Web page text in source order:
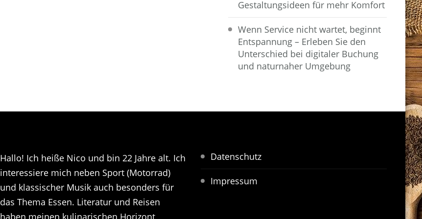
Gestaltungsideen für mehr Komfort
Wenn Service nicht wartet, beginnt
Entspannung – Erleben Sie den
Unterschied bei digitaler Buchung
und naturnaher Umgebung
Hallo! Ich heiße Nico und bin 22 Jahre alt. Ich
interessiere mich neben Sport (Motorrad)
und klassischer Musik auch besonders für
das Thema Essen. Literatur und Reisen
haben meinen kulinarischen Horizont
Datenschutz
Impressum